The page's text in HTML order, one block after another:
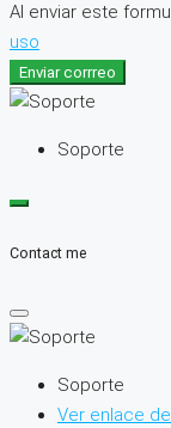
Al enviar este
uso
Enviar corrreo
Soporte
Contact me
Soporte
Ver enlace